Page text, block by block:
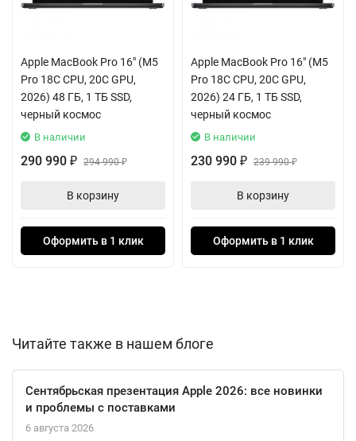
timeless-дизайн устройства, которое остается невероятно
тонким и легким даже с 15-дюймовым дисплеем. Этот
MacBook Air создан для тех, кто ценит бесшумную работу,
феноменальную автономность и эргономику, не жертвуя при
реализации самых смелых идей в любой точке мира.
Apple MacBook Pro 16" (M5
Pro 18C CPU, 20C GPU,
2026) 48 ГБ, 1 ТБ SSD,
черный космос
В наличии
290 990 ₽ 294 990₽
В корзину
Оформить в 1 клик
Apple MacBook Pro 16" (M5
Pro 18C CPU, 20C GPU,
2026) 24 ГБ, 1 ТБ SSD,
черный космос
В наличии
230 990 ₽ 239 990₽
В корзину
Оформить в 1 клик
Читайте также в нашем блоге
Сентябрьская презентация Apple 2026: все новинки
и проблемы с поставками
6 августа 2026